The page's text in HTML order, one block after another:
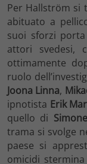
Per Hallström si
abituato a
suoi sforzi
attori svedesi,
ottimamente
ruolo
Joona Linna,
ipnotista Erik
quello di
trama si svolge
paese si
omicidi